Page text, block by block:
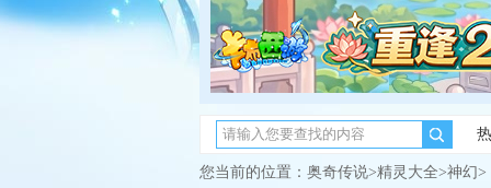
您当前的位置： 奥奇传说>精灵大全>神幻>